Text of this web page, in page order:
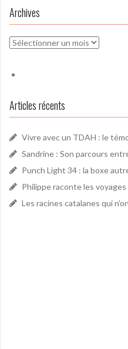
Archives
Archives
Articles récents
Vivre avec un TDAH : le
Sandrine : Son parcours
Punch Light 34 : la boxe
Philippe raconte les
Les racines catalanes qui